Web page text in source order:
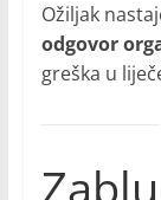
Ožiljak
odgovor
greška u